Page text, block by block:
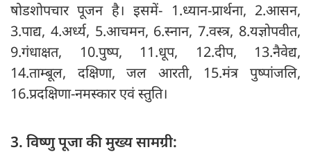
षोडशोपचार पूजन है। इसमें- 1.ध्यान-प्रार्थना, 2.आसन,
3.पाद्य, 4.अर्ध्य, 5.आचमन, 6.स्नान, 7.वस्त्र, 8.यज्ञोपवीत,
9.गंधाक्षत, 10.पुष्प, 11.धूप, 12.दीप, 13.नैवेद्य,
14.ताम्बूल, दक्षिणा, जल आरती, 15.मंत्र पुष्पांजलि,
16.प्रदक्षिणा-नमस्कार एवं स्तुति।
3. विष्णु पूजा की मुख्य सामग्री: